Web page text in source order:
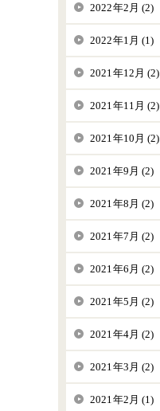
2022年2月 (2)
2022年1月 (1)
2021年12月 (2)
2021年11月 (2)
2021年10月 (2)
2021年9月 (2)
2021年8月 (2)
2021年7月 (2)
2021年6月 (2)
2021年5月 (2)
2021年4月 (2)
2021年3月 (2)
2021年2月 (1)